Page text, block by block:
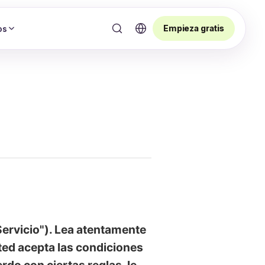
Empieza gratis
Lea atentamente
acepta las condiciones